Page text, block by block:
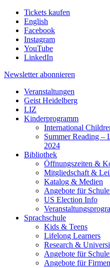
Tickets kaufen
English
Facebook
Instagram
YouTube
LinkedIn
Newsletter abonnieren
Veranstaltungen
Geist Heidelberg
LIZ
Kinderprogramm
International
Summer Reading –
2024
Bibliothek
Öffnungszeiten &
Mitgliedschaft &
Katalog & Medien
Angebote für
US Election Info
Sprachschule
Kids & Teens
Lifelong Learners
Research &
Angebote für
Angebote für Firmen